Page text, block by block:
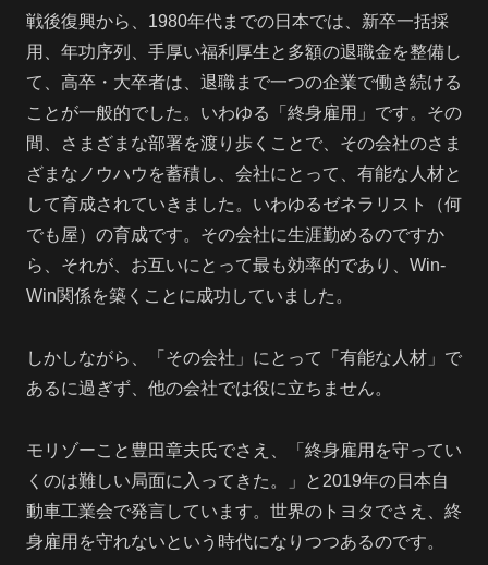
戦後復興から、1980年代までの日本では、新卒一括採
用、年功序列、手厚い福利厚生と多額の退職金を整備し
て、高卒・大卒者は、退職まで一つの企業で働き続ける
ことが一般的でした。いわゆる「終身雇用」です。その
間、さまざまな部署を渡り歩くことで、その会社のさま
ざまなノウハウを蓄積し、会社にとって、有能な人材と
して育成されていきました。いわゆるゼネラリスト（何
でも屋）の育成です。その会社に生涯勤めるのですか
ら、それが、お互いにとって最も効率的であり、Win-
Win関係を築くことに成功していました。
しかしながら、「その会社」にとって「有能な人材」で
あるに過ぎず、他の会社では役に立ちません。
モリゾーこと豊田章夫氏でさえ、「終身雇用を守ってい
くのは難しい局面に入ってきた。」と2019年の日本自
動車工業会で発言しています。世界のトヨタでさえ、終
身雇用を守れないという時代になりつつあるのです。